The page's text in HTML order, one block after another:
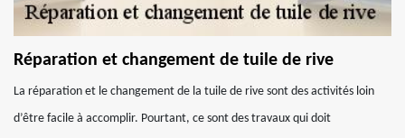
Réparation et changement de tuile de rive
La réparation et le changement de la tuile de rive sont des activités loin
d’être facile à accomplir. Pourtant, ce sont des travaux qui doit